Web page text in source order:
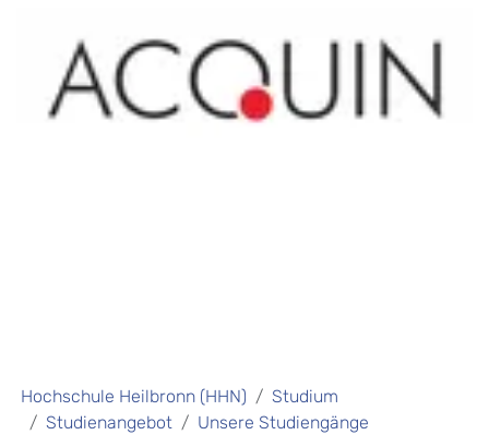
Hochschule Heilbronn (HHN)
Studium
Studienangebot
Unsere Studiengänge